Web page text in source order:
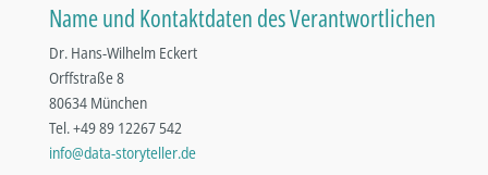
Name und Kontaktdaten des Verantwortlichen
Dr. Hans-Wilhelm Eckert
Orffstraße 8
80634 München
Tel. +49 89 12267 542
info@data-storyteller.de